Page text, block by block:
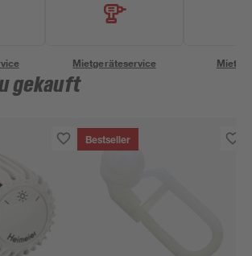
Mietgeräteservice
gekauft
Bestseller